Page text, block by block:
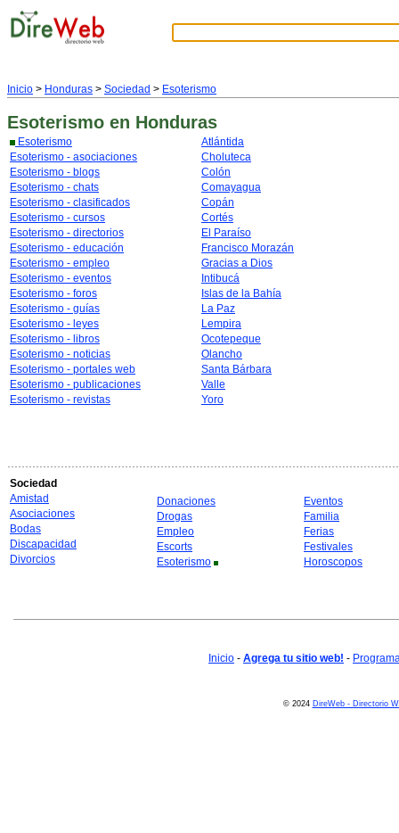
Inicio > Honduras > Sociedad > Esoterismo
Esoterismo en Honduras
Esoterismo
Esoterismo - asociaciones
Esoterismo - blogs
Esoterismo - chats
Esoterismo - clasificados
Esoterismo - cursos
Esoterismo - directorios
Esoterismo - educación
Esoterismo - empleo
Esoterismo - eventos
Esoterismo - foros
Esoterismo - guías
Esoterismo - leyes
Esoterismo - libros
Esoterismo - noticias
Esoterismo - portales web
Esoterismo - publicaciones
Esoterismo - revistas
Atlántida
Choluteca
Colón
Comayagua
Copán
Cortés
El Paraíso
Francisco Morazán
Gracias a Dios
Intibucá
Islas de la Bahía
La Paz
Lempira
Ocotepeque
Olancho
Santa Bárbara
Valle
Yoro
Sociedad
Amistad
Asociaciones
Bodas
Discapacidad
Divorcios
Donaciones
Drogas
Empleo
Escorts
Esoterismo
Eventos
Familia
Ferias
Festivales
Horoscopos
Inicio - Agrega tu sitio web! -
© 2024 DireWeb - Directorio